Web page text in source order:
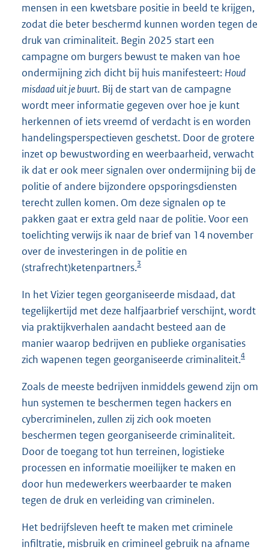
mensen in een kwetsbare positie in beeld te krijgen,
zodat die beter beschermd kunnen worden tegen de
druk van criminaliteit. Begin 2025 start een
campagne om burgers bewust te maken van hoe
ondermijning zich dicht bij huis manifesteert: Houd
misdaad uit je buurt. Bij de start van de campagne
wordt meer informatie gegeven over hoe je kunt
herkennen of iets vreemd of verdacht is en worden
handelingsperspectieven geschetst. Door de grotere
inzet op bewustwording en weerbaarheid, verwacht
ik dat er ook meer signalen over ondermijning bij de
politie of andere bijzondere opsporingsdiensten
terecht zullen komen. Om deze signalen op te
pakken gaat er extra geld naar de politie. Voor een
toelichting verwijs ik naar de brief van 14 november
over de investeringen in de politie en
(strafrecht)ketenpartners.3
In het Vizier tegen georganiseerde misdaad, dat
tegelijkertijd met deze halfjaarbrief verschijnt, wordt
via praktijkverhalen aandacht besteed aan de
manier waarop bedrijven en publieke organisaties
zich wapenen tegen georganiseerde criminaliteit.4
Zoals de meeste bedrijven inmiddels gewend zijn om
hun systemen te beschermen tegen hackers en
cybercriminelen, zullen zij zich ook moeten
beschermen tegen georganiseerde criminaliteit.
Door de toegang tot hun terreinen, logistieke
processen en informatie moeilijker te maken en
door hun medewerkers weerbaarder te maken
tegen de druk en verleiding van criminelen.
Het bedrijfsleven heeft te maken met criminele
infiltratie, misbruik en crimineel gebruik na afname